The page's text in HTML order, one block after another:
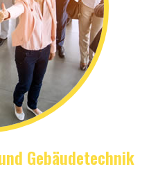
Gebäudetechnik